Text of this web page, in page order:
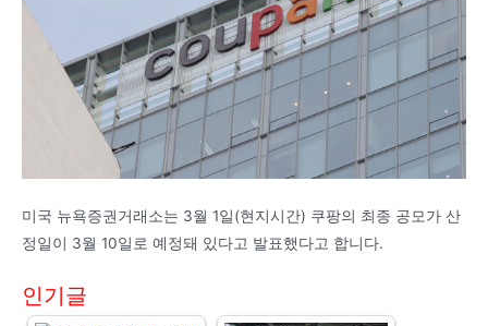
미국 뉴욕증권거래소는 3월 1일(현지시간) 쿠팡의 최종 공모가 산
정일이 3월 10일로 예정돼 있다고 발표했다고 합니다.
인기글